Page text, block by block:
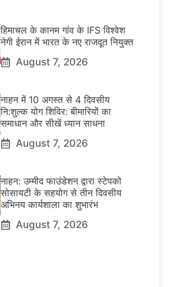
हिमाचल के कानम गांव के IFS विश्वेश
नेगी ईरान में भारत के नए राजदूत नियुक्त
August 7, 2026
नाहन में 10 अगस्त से 4 दिवसीय
नि:शुल्क योग शिविर: बीमारियों का
समाधान और सीखें ध्यान साधना
August 7, 2026
नाहन: उम्मीद फाउंडेशन द्वारा स्टेपको
सोसायटी के सहयोग से तीन दिवसीय
अभिनय कार्यशाला का शुभारंभ
August 7, 2026